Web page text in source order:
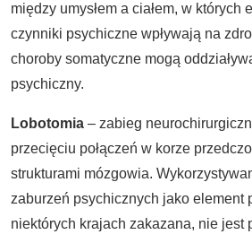
między umysłem a ciałem, w których
czynniki psychiczne wpływają na
choroby somatyczne mogą
psychiczny.
Lobotomia – zabieg
przecięciu połączeń w korze
strukturami mózgowia.
zaburzeń psychicznych jako element
niektórych krajach zakazana, nie jest